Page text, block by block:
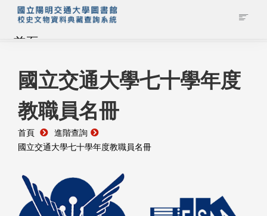
首頁
藏品查詢
校史館簡介
藏品清單全覽
資料調閱申請
管理者登入
國立交通大學七十學年度
教職員名冊
首頁
進階查詢
國立交通大學七十學年度教職員名冊